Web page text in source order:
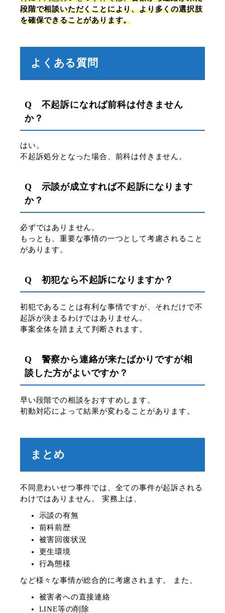
段階で相談いただくことにより、より多くの選択肢
を確保できることがあります。
よくある質問
Q 不起訴になれば前科は付きません
か？
はい。
不起訴処分となった場合、前科は付きません。
Q 示談が成立すれば不起訴になります
か？
必ずではありません。
もっとも、重要な事情の一つとして考慮されること
があります。
Q 初犯なら不起訴になりますか？
初犯であることは有利な事情ですが、それだけで不
起訴が決まるわけではありません。
事案全体を踏まえて判断されます。
Q 警察から連絡が来たばかりですが相
談した方がよいですか？
早い段階での相談をおすすめします。
初動対応によって結果が変わることがあります。
まとめ
不同意わいせつ事件では、全ての事件が起訴される
わけではありません。 実務上は、
示談の有無
前科前歴
被害回復状況
更生環境
行為態様
など様々な事情が総合的に考慮されます。 また、
被害者への直接連絡
LINE等の削除